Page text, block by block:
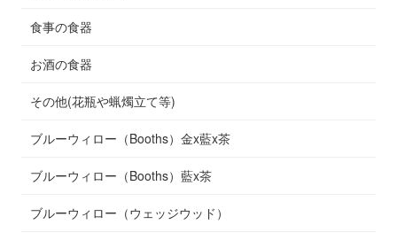
食事の食器
お酒の食器
その他(花瓶や蝋燭立て等)
ブルーウィロー（Booths）金x藍x茶
ブルーウィロー（Booths）藍x茶
ブルーウィロー（ウェッジウッド）